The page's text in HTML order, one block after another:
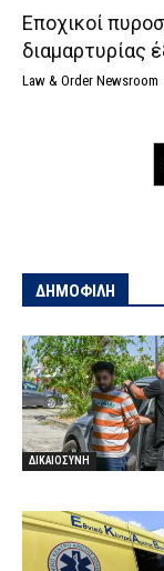
Εποχικοί
διαμαρτυρίας
Law & Order Newsroom
ΔΗΜΟΦΙΛΗ
ΔΙΚΑΙΟΣΥΝΗ